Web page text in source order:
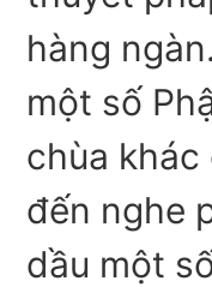
hàng
một số
chùa khác
đến nghe
dầu một